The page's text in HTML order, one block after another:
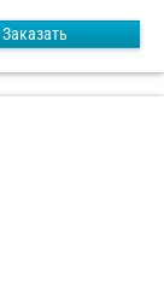
Заказать